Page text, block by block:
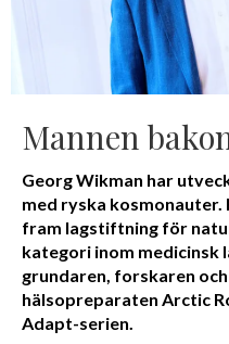
Mannen
Georg Wikman har
med ryska
fram lagstiftning för
kategori inom medicinsk
grundaren, forskaren
hälsopreparaten Arctic
Adapt-serien.